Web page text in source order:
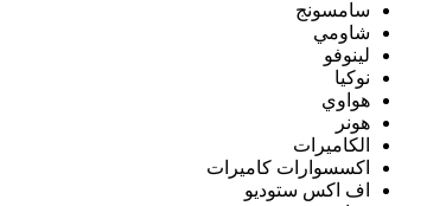
سامسونج
شاومي
لينوفو
نوكيا
هواوي
هونر
الكاميرات
اكسسوارات كاميرات
اف اكس ستوديو